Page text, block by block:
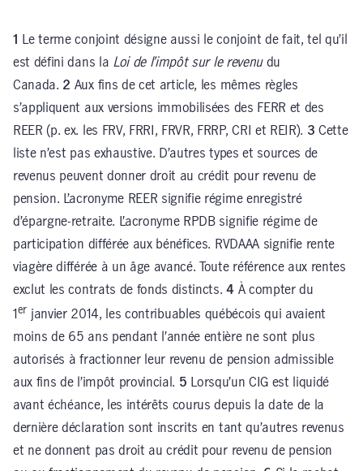
1
Le terme conjoint désigne aussi le conjoint de fait, tel qu’il
est défini dans la Loi de l’impôt sur le revenudu
Canada. 2 Aux fins de cet article, les mêmes règles
s’appliquent aux versions immobilisées des FERR et des
REER (p. ex. les FRV, FRRI, FRVR, FRRP, CRI et REIR). 3Cette
liste n’est pas exhaustive. D’autres types et sources de
revenus peuvent donner droit au crédit pour revenu de
pension. L’acronyme REER signifie régime enregistré
d’épargne-retraite. L’acronyme RPDB signifie régime de
participation différée aux bénéfices. RVDAAA signifie rente
viagère différée à un âge avancé. Toute référence aux rentes
exclut les contrats de fonds distincts. 4 À compter du
1 er janvier 2014, les contribuables québécois qui avaient
moins de 65 ans pendant l’année entière ne sont plus
autorisés à fractionner leur revenu de pension admissible
aux fins de l’impôt provincial. 5 Lorsqu’un CIG est liquidé
avant échéance, les intérêts courus depuis la date de la
dernière déclaration sont inscrits en tant qu’autres revenus
et ne donnent pas droit au crédit pour revenu de pension